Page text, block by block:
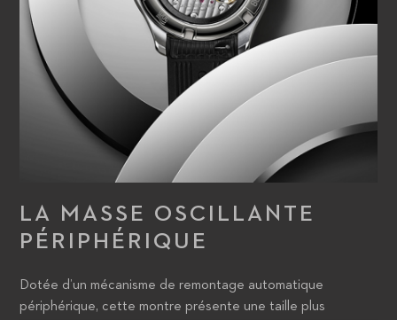
LA MASSE OSCILLANTE
PÉRIPHÉRIQUE
Dotée d’un mécanisme de remontage automatique
périphérique, cette montre présente une taille plus